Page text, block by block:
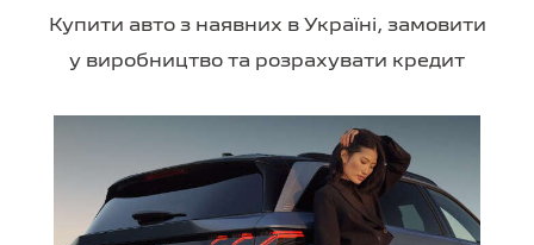
Купити авто з наявних в Україні, замовити
у виробництво та розрахувати кредит